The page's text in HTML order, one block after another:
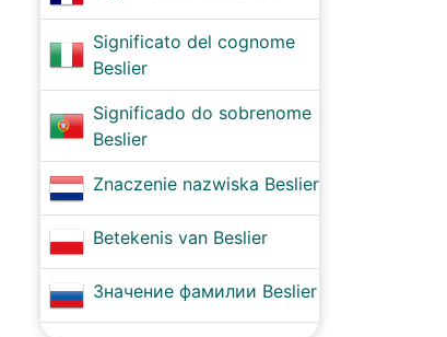
Significato del cognome
Beslier
Significado do sobrenome
Beslier
Znaczenie nazwiska Beslier
Betekenis van Beslier
Значение фамилии Beslier